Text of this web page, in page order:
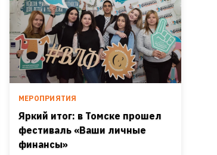
МЕРОПРИЯТИЯ
Яркий итог: в Томске прошел
фестиваль «Ваши личные
финансы»